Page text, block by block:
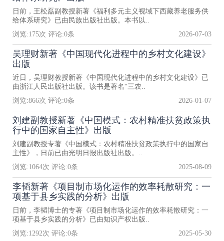
日前，王松磊副教授新著《福利多元主义视域下西藏养老服务供
给体系研究》已由民族出版社出版。本书以..
浏览:175次 评论:0条 2026-07-03
吴理财新著《中国现代化进程中的乡村文化建设》
出版
近日，吴理财教授新著《中国现代化进程中的乡村文化建设》已
由浙江人民出版社出版。该书是著名“三农..
浏览:866次 评论:0条 2026-01-07
刘建副教授新著《中国模式：农村精准扶贫政策执
行中的国家自主性》出版
刘建副教授专著《中国模式：农村精准扶贫政策执行中的国家自
主性》，日前已由光明日报出版社出版。..
浏览:1064次 评论:0条 2025-08-09
李韬新著《项目制市场化运作的效率耗散研究：一
项基于县乡实践的分析》出版
日前，李韬博士的专著《项目制市场化运作的效率耗散研究：一
项基于县乡实践的分析》已由知识产权出版..
浏览:1292次 评论:0条 2025-05-30